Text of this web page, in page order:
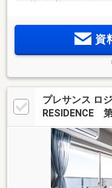
資
プレサンス ロ
RESIDENCE